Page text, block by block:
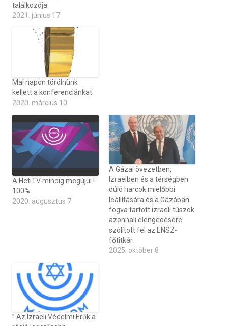
találkozója.
2021. június 17
Mai napon törölnünk
kellett a konferenciánkat
2020. március 10
A HetiTV mindig megújul !
100%
2020. augusztus 7
A Gázai övezetben,
Izraelben és a térségben
dúló harcok mielőbbi
leállítására és a Gázában
fogva tartott izraeli túszok
azonnali elengedésére
szólított fel az ENSZ-
főtitkár.
2025. október 8
” Az Izraeli Védelmi Erők a